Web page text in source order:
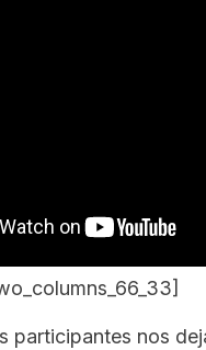
participantes nos